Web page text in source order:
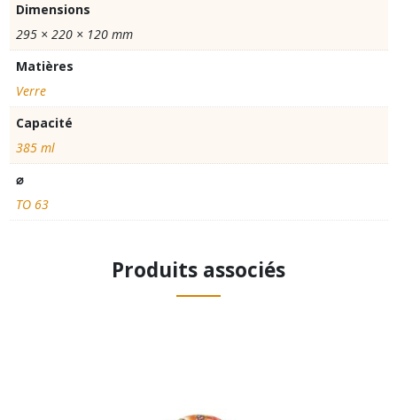
Dimensions
295 × 220 × 120 mm
Matières
Verre
Capacité
385 ml
⌀
TO 63
Produits associés